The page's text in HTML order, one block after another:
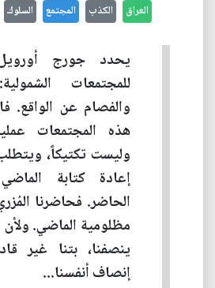
العراق الكذب المجتمع السلوك
يحدد جورج
للمجتمعات
والفصام عن الواقع.
هذه المجتمعات
وليست تكتيكاً،
إعادة كتابة
الحاضر. فحاضرنا
مظلومية الماضي. ولأن
ينصفنا، بتنا غير
إنصاف أنفسنا...